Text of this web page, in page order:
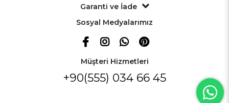
Garanti ve İade
Sosyal Medyalarımız
Müşteri Hizmetleri
+90(555) 034 66 45